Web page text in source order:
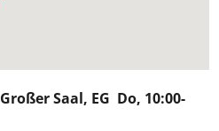
Großer Saal, EG Do, 10:00-